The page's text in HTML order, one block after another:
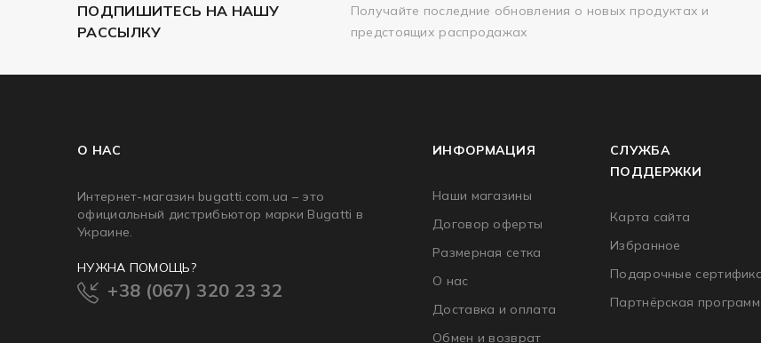
ПОДПИШИТЕСЬ НА НАШУ
РАССЫЛКУ
Получайте последние обновления о новых продуктах и
предстоящих распродажах
О НАС
Интернет-магазин bugatti.com.ua – это
официальный дистрибьютор марки Bugatti в
Украине.
НУЖНА ПОМОЩЬ?
+38 (067) 320 23 32
ИНФОРМАЦИЯ
Наши магазины
Договор оферты
Размерная сетка
О нас
Доставка и оплата
Обмен и возврат
СЛУЖБА
ПОДДЕРЖКИ
Карта сайта
Избранное
Подарочные
Партнёрская